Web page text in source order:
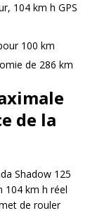
104 km h GPS
100 km
de 286 km
de la
Shadow 125
104 km h réel
de rouler